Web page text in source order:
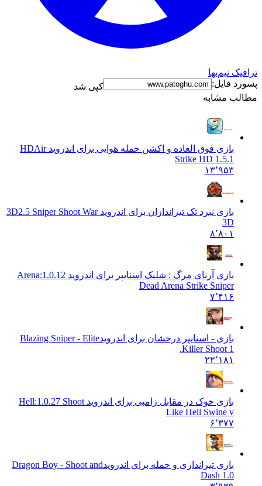
نیم‌بها
فایل:
کپی شد
مشابه
بازی فوق العاده و اکشن حمله هوایی برای اندروید HD Air
Strike HD 1.5.1
۱۳٬۹۵۳
بازی نبرد تک تیراندازان برای اندروید 3D 2.5 Sniper Shoot War
بازی آرنای مرگ : شلیک اسنایپر برای اندروید Arena: 1.0.12
Dead Arena Strike Sniper
بازی - اسنایپر درخشان برای اندروید Blazing Sniper - Elite
Killer Shoot 1.
۲۲٬۱۸۱
بازی خوک در مقابل زامبی برای اندروید Hell: 1.0.27 Shoot
Like Hell Swine v
بازی تیراندازی و حمله برای اندروید Dragon Boy - Shoot and
Dash 1.0